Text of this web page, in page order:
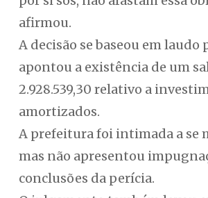
afirmou.
A decisão se baseou em laudo
apontou a existência de um
2.928.539,30 relativo a
amortizados.
A prefeitura foi intimada a se
mas não apresentou
conclusões da perícia.